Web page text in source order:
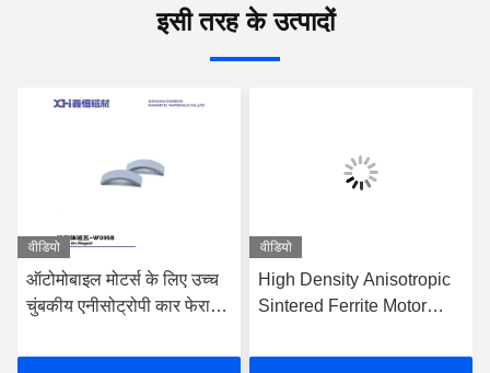
इसी तरह के उत्पादों
वीडियो
ऑटोमोबाइल मोटर्स के लिए उच्च
चुंबकीय एनीसोट्रोपी कार फेराइट
सापेक्ष घनत्व के साथ सिंटर किए
वीडियो
High Density Anisotropic
Sintered Ferrite Motor
Automotive and Window